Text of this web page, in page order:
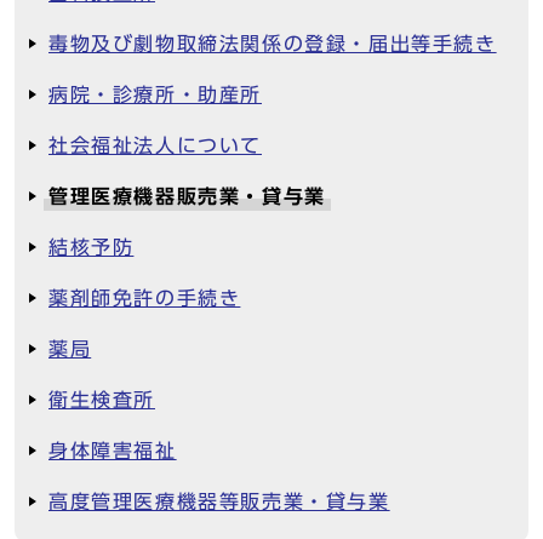
毒物及び劇物取締法関係の登録・届出等手続き
病院・診療所・助産所
社会福祉法人について
管理医療機器販売業・貸与業
結核予防
薬剤師免許の手続き
薬局
衛生検査所
身体障害福祉
高度管理医療機器等販売業・貸与業